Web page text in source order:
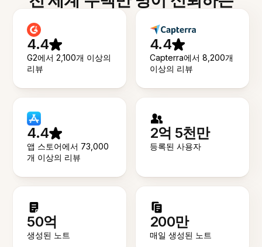
4.4
G2에서 2,100개 이상의
리뷰
4.4
Capterra에서 8,200개
이상의 리뷰
4.4
앱 스토어에서 73,000
개 이상의 리뷰
2억 5천만
등록된 사용자
50억
생성된 노트
200만
매일 생성된 노트